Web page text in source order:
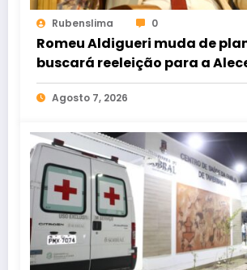
Rubenslima 0
Romeu Aldigueri muda de
buscará reeleição para a
Agosto 7, 2026